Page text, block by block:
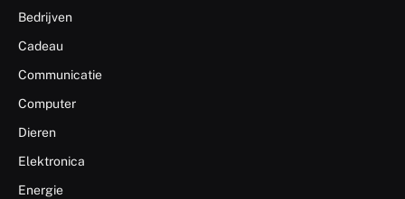
Bedrijven
Cadeau
Communicatie
Computer
Dieren
Elektronica
Energie